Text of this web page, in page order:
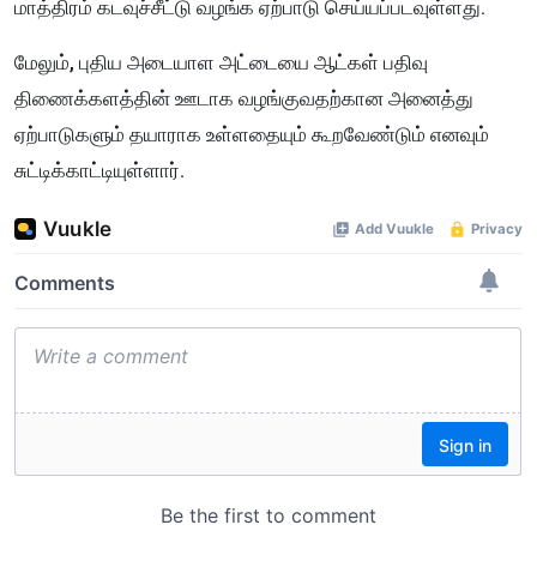
மாத்திரம் கடவுச்சீட்டு வழங்க ஏற்பாடு செய்யப்படவுள்ளது.
மேலும், புதிய அடையாள அட்டையை ஆட்கள் பதிவு
திணைக்களத்தின் ஊடாக வழங்குவதற்கான அனைத்து
ஏற்பாடுகளும் தயாராக உள்ளதையும் கூறவேண்டும் எனவும்
சுட்டிக்காட்டியுள்ளார்.